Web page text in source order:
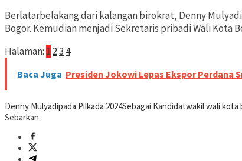
Berlatarbelakang dari kalangan birokrat, Denny
Bogor. Kemudian menjadi Sekretaris pribadi Wali Kota
Halaman: 1 23 4
Baca Juga Presiden Jokowi Lepas Ekspor Perdana
Denny Mulyadipada Pilkada 2024Sebagai Kandidatwakil wali kota
Sebarkan